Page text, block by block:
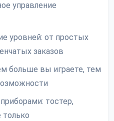
управление
уровней: от простых
заказов
больше вы играете, тем
тостер,